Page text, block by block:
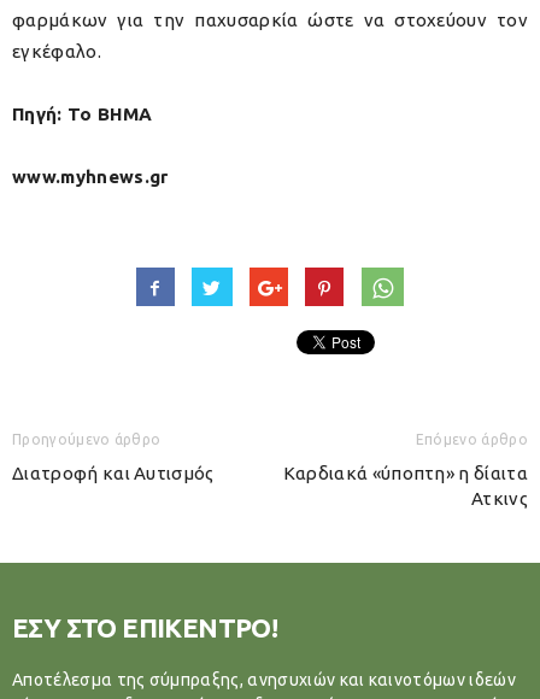
φαρμάκων για την παχυσαρκία ώστε να στοχεύουν τον
εγκέφαλο.
Πηγή: Το ΒΗΜΑ
www.myhnews.gr
Προηγούμενο άρθρο
Διατροφή και Αυτισμός
Επόμενο άρθρο
Καρδιακά «ύποπτη» η δίαιτα
Ατκινς
ΕΣΥ ΣΤΟ ΕΠΙΚΕΝΤΡΟ!
Αποτέλεσμα της σύμπραξης, ανησυχιών και καινοτόμων ιδεών